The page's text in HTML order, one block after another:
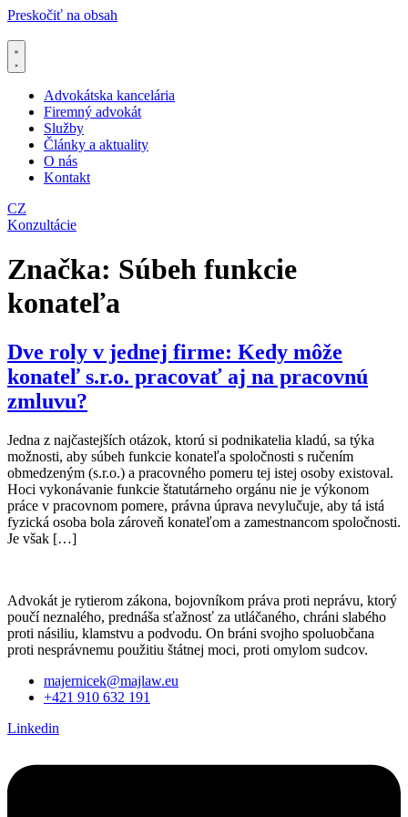
Preskočiť na obsah
Advokátska kancelária
Firemný advokát
Služby
Články a aktuality
O nás
Kontakt
CZ
Konzultácie
Značka: Súbeh funkcie
konateľa
Dve roly v jednej firme: Kedy môže
konateľ s.r.o. pracovať aj na pracovnú
zmluvu?
Jedna z najčastejších otázok, ktorú si podnikatelia kladú, sa týka
možnosti, aby súbeh funkcie konateľa spoločnosti s ručením
obmedzeným (s.r.o.) a pracovného pomeru tej istej osoby existoval.
Hoci vykonávanie funkcie štatutárneho orgánu nie je výkonom
práce v pracovnom pomere, právna úprava nevylučuje, aby tá istá
fyzická osoba bola zároveň konateľom a zamestnancom spoločnosti.
Je však […]
Advokát je rytierom zákona, bojovníkom práva proti neprávu, ktorý
poučí neznalého, prednáša sťažnosť za utláčaného, chráni slabého
proti násiliu, klamstvu a podvodu. On bráni svojho spoluobčana
proti nesprávnemu použitiu štátnej moci, proti omylom sudcov.
majernicek@majlaw.eu
+421 910 632 191
Linkedin